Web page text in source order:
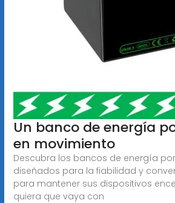
Un banco de energía
en movimiento
Descubra los bancos de energía
diseñados para la fiabilidad y
para mantener sus dispositivos
quiera que vaya con